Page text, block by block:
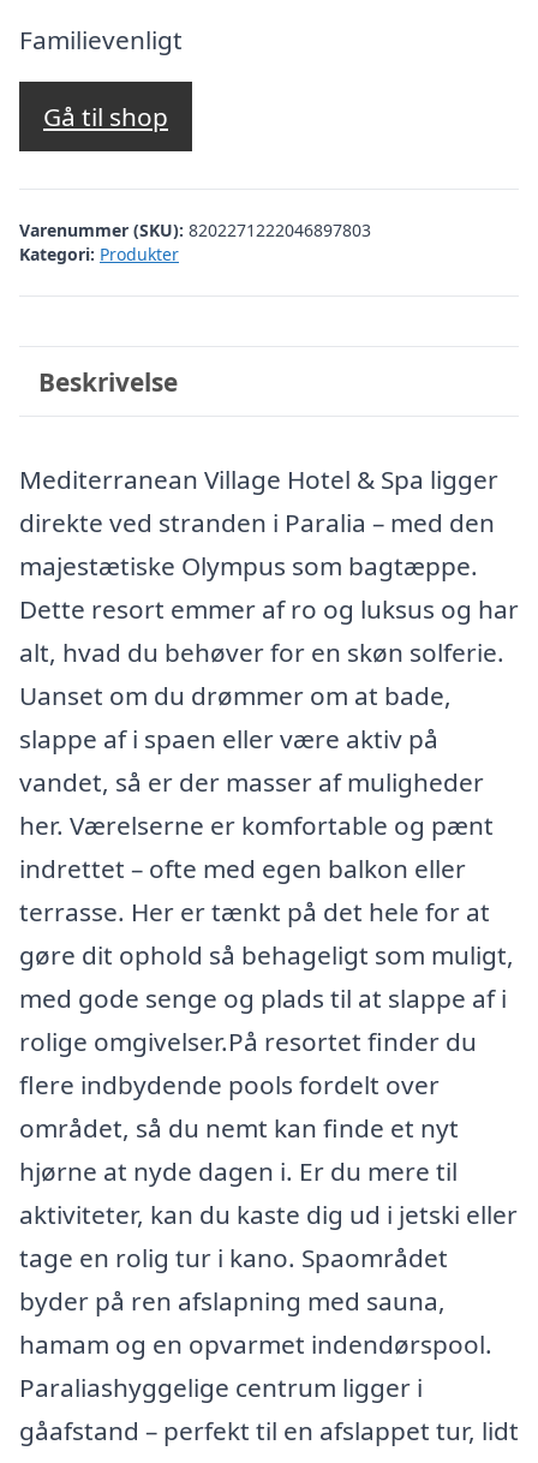
pris
var:
Familievenligt
Gå til shop
Varenummer (SKU): 8202271222046897803
Kategori: Produkter
Beskrivelse
Mediterranean Village Hotel & Spa ligger
direkte ved stranden i Paralia – med den
majestætiske Olympus som bagtæppe.
Dette resort emmer af ro og luksus og har
alt, hvad du behøver for en skøn solferie.
Uanset om du drømmer om at bade,
slappe af i spaen eller være aktiv på
vandet, så er der masser af muligheder
her. Værelserne er komfortable og pænt
indrettet – ofte med egen balkon eller
terrasse. Her er tænkt på det hele for at
gøre dit ophold så behageligt som muligt,
med gode senge og plads til at slappe af i
rolige omgivelser.På resortet finder du
flere indbydende pools fordelt over
området, så du nemt kan finde et nyt
hjørne at nyde dagen i. Er du mere til
aktiviteter, kan du kaste dig ud i jetski eller
tage en rolig tur i kano. Spaområdet
byder på ren afslapning med sauna,
hamam og en opvarmet indendørspool.
Paraliashyggelige centrum ligger i
gåafstand – perfekt til en afslappet tur, lidt